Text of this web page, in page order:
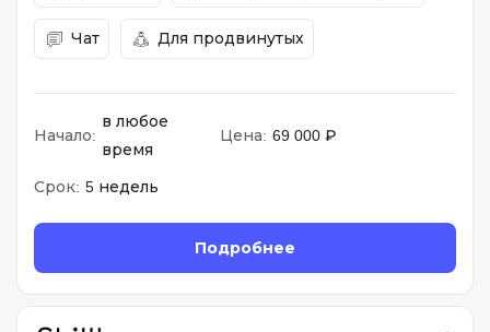
Чат Для продвинутых
Начало:
в любое
время
Цена: 69 000 ₽
Срок: 5 недель
Подробнее